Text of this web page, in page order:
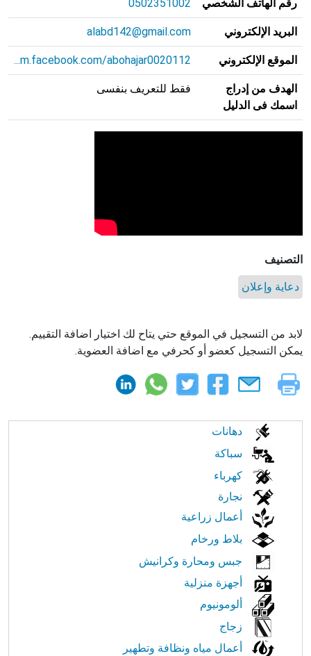
رقم الهاتف الشخصي 0502351002
البريد الإلكتروني alabd142@gmail.com
الموقع الإلكتروني m.facebook.com/abohajar0020112...
الهدف من إدراج
اسمك فى الدليل
فقط للتعريف بنفسى
التصنيف
دعاية وإعلان
لابد من التسجيل في الموقع حتي يتاح لك اختيار اضافة التقييم.
يمكن التسجيل كعضو أو كحرفي مع اضافة العضوية.
الابحار
النت
دهانات
سباكة
كهرباء
نجارة
أعمال زراعية
بلاط ورخام
جبس ومحارة وكرانيش
أجهزة منزلية
ألومونيوم
زجاج
أعمال مياه ونظافة وتطهير